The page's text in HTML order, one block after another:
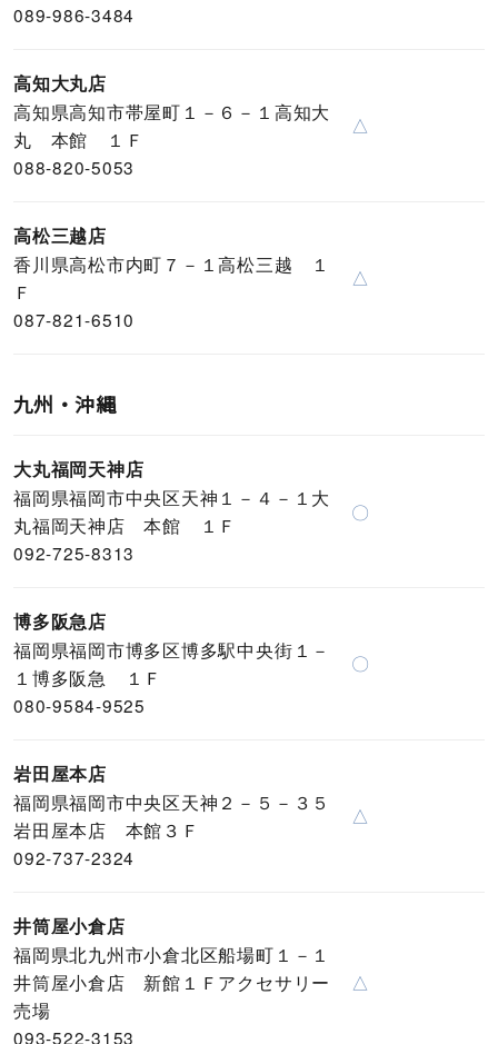
089-986-3484
高知大丸店
高知県高知市帯屋町１－６－１高知大
丸 本館 １Ｆ
088-820-5053
△
高松三越店
香川県高松市内町７－１高松三越 １
Ｆ
087-821-6510
△
九州・沖縄
大丸福岡天神店
福岡県福岡市中央区天神１－４－１大
丸福岡天神店 本館 １Ｆ
092-725-8313
〇
博多阪急店
福岡県福岡市博多区博多駅中央街１－
１博多阪急 １Ｆ
080-9584-9525
〇
岩田屋本店
福岡県福岡市中央区天神２－５－３５
岩田屋本店 本館３Ｆ
092-737-2324
△
井筒屋小倉店
福岡県北九州市小倉北区船場町１－１
井筒屋小倉店 新館１Ｆアクセサリー
売場
093-522-3153
△